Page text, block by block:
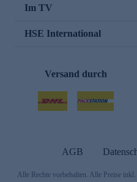
Im TV
HSE International
Versand durch
AGB
Alle Rechte vorbehalten. Alle Preise